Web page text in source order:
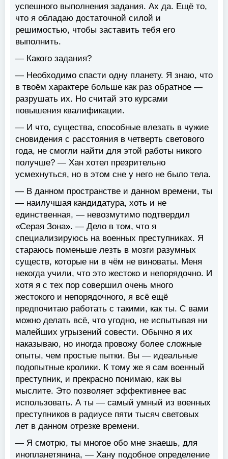
успешного выполнения задания. Ах да. Ещё то,
что я обладаю достаточной силой и
решимостью, чтобы заставить тебя его
выполнить.
— Какого задания?
— Необходимо спасти одну планету. Я знаю, что
в твоём характере больше как раз обратное —
разрушать их. Но считай это курсами
повышения квалификации.
— И что, существа, способные влезать в чужие
сновидения с расстояния в четверть светового
года, не смогли найти для этой работы никого
получше? — Хан хотел презрительно
усмехнуться, но в этом сне у него не было тела.
— В данном пространстве и данном времени, ты
— наилучшая кандидатура, хоть и не
единственная, — невозмутимо подтвердил
«Серая Зона». — Дело в том, что я
специализируюсь на военных преступниках. Я
стараюсь поменьше лезть в мозги разумных
существ, которые ни в чём не виноваты. Меня
некогда учили, что это жестоко и непорядочно. И
хотя я с тех пор совершил очень много
жестокого и непорядочного, я всё ещё
предпочитаю работать с такими, как ты. С вами
можно делать всё, что угодно, не испытывая ни
малейших угрызений совести. Обычно я их
наказываю, но иногда провожу более сложные
опыты, чем простые пытки. Вы — идеальные
подопытные кролики. К тому же я сам военный
преступник, и прекрасно понимаю, как вы
мыслите. Это позволяет эффективнее вас
использовать. А ты — самый умный из военных
преступников в радиусе пяти тысяч световых
лет в данном отрезке времени.
— Я смотрю, ты многое обо мне знаешь, для
инопланетянина, — Хану подобное определение